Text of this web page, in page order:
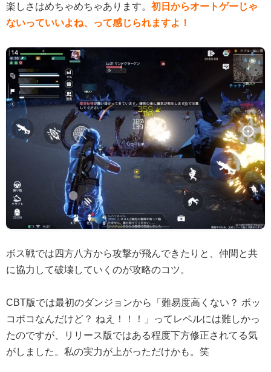
楽しさはめちゃめちゃあります。 初日からオートゲーじゃ
ないっていいよね、って感じられますよ！
ボス戦では四方八方から攻撃が飛んできたりと、仲間と共
に協力して破壊していくのが攻略のコツ。
CBT版では最初のダンジョンから「難易度高くない？ ボッ
コボコなんだけど？ ねえ！！！」ってレベルには難しかっ
たのですが、リリース版ではある程度下方修正されてる気
がしました。私の実力が上がっただけかも。笑